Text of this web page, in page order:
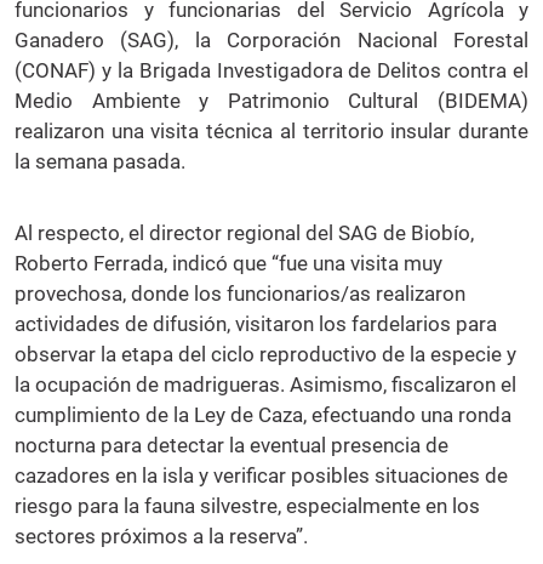
funcionarios y funcionarias del Servicio Agrícola y
Ganadero (SAG), la Corporación Nacional Forestal
(CONAF) y la Brigada Investigadora de Delitos contra el
Medio Ambiente y Patrimonio Cultural (BIDEMA)
realizaron una visita técnica al territorio insular durante
la semana pasada.
Al respecto, el director regional del SAG de Biobío,
Roberto Ferrada, indicó que “fue una visita muy
provechosa, donde los funcionarios/as realizaron
actividades de difusión, visitaron los fardelarios para
observar la etapa del ciclo reproductivo de la especie y
la ocupación de madrigueras. Asimismo, fiscalizaron el
cumplimiento de la Ley de Caza, efectuando una ronda
nocturna para detectar la eventual presencia de
cazadores en la isla y verificar posibles situaciones de
riesgo para la fauna silvestre, especialmente en los
sectores próximos a la reserva”.